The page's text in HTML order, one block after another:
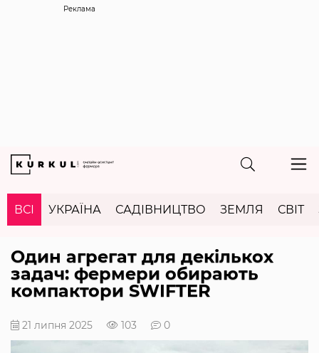
Реклама
ВСІ УКРАЇНА САДІВНИЦТВО ЗЕМЛЯ СВІТ
Один агрегат для декількох
задач: фермери обирають
компактори SWIFTER
21 липня 2025 103 0